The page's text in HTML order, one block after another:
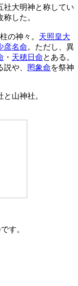
社大明神と称してい
した。
の神々。 天照皇大
彦名命。ただし、異
・ 天穂日命とある。
や、
罔象命を祭神
山神社。
す。